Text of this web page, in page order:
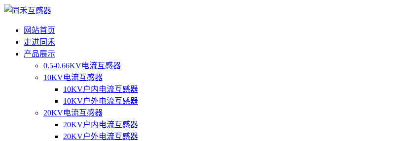
网站首页
走进同禾
产品展示
0.5-0.66KV电流互感器
10KV电流互感器
10KV户内电流互感器
10KV户外电流互感器
20KV电流互感器
20KV户内电流互感器
20KV户外电流互感器